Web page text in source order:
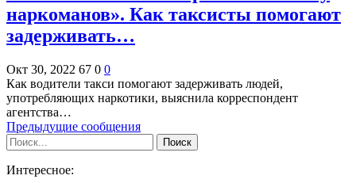
наркоманов». Как таксисты помогают
задерживать…
Окт 30, 2022 67 0 0
Как водители такси помогают задерживать людей,
употребляющих наркотики, выяснила корреспондент
агентства…
Предыдущие сообщения
Интересное: